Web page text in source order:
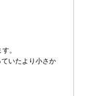
。
いたより小さか